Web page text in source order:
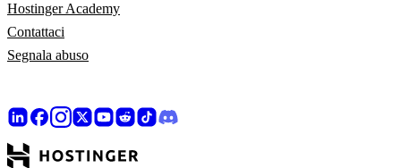
Hostinger Academy
Contattaci
Segnala abuso